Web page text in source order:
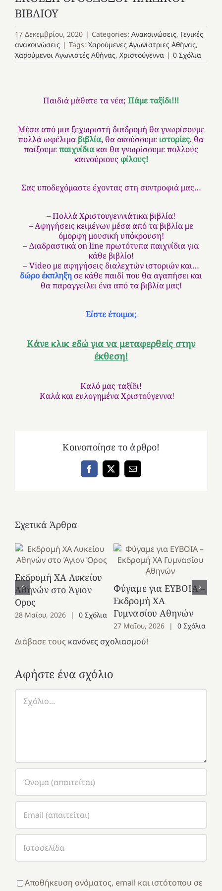
ΒΙΒΛΙΟΥ
17 Δεκεμβρίου, 2020 | Categories: Ανακοινώσεις, Γενικές
ανακοινώσεις | Tags: Χαρούμενες Αγωνίστριες Αθήνας,
Χαρούμενοι Αγωνιστές Αθήνας, Χριστούγεννα | 0 Σχόλια
Παιδιά μάθατε τα νέα; Πάμε ταξίδι!!!
Μέσα από μια ξεχωριστή διαδρομή θα γνωρίσουμε
πολλά ωφέλιμα βιβλία, θα ακούσουμε ιστορίες, θα
παίξουμεπαιχνίδιακαι θα γνωρίσουμε πολλούς
καινούριους φίλους!
Σας υποδεχόμαστε έχοντας στη συντροφιά μας…
– Πολλά Χριστουγεννιάτικα βιβλία!
– Αφηγήσεις κειμένων μέσα από τα βιβλία με
όμορφη μουσική υπόκρουση!
– Διαδραστικά on line πρωτότυπα παιχνίδια για
κάθε βιβλίο!
– Video με αφηγήσεις διαλεχτών ιστοριών και…
δώρο έκπληξησε κάθε παιδί που θα αγαπήσει και
θα παραγγείλει ένα από τα βιβλία μας!
Είστε έτοιμοι;
Κάνε κλικ εδώ για να μεταφερθείς στην
έκθεση!
Καλό μας ταξίδι!
Καλά και ευλογημένα Χριστούγεννα!
Κοινοποίησε το άρθρο!
Facebook
X Email
Σχετικά Άρθρα
Εκδρομή ΧΑ Λυκείου
Αθηνών στο Άγιον
Όρος
28 Μαΐου, 2026 | 0 Σχόλια
Φύγαμε για ΕΥΒΟΙΑ –
Εκδρομή ΧΑ
Γυμνασίου Αθηνών
27 Μαΐου, 2026 | 0 Σχόλια
Διάβασε τους κανόνες σχολιασμού!
Αφήστε ένα σχόλιο
Σχόλιο
Αποθήκευση ονόματος, email και ιστότοπου σε